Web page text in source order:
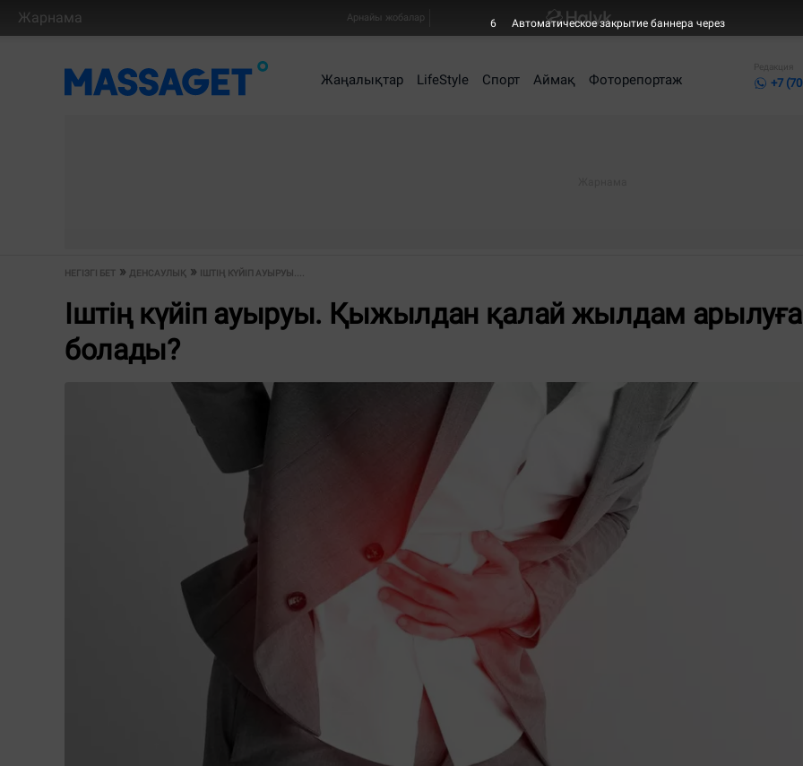
Жарнама Арнайы жобалар
Жаңалықтар LifeStyle Спорт Аймақ Фоторепортаж
Редакция
+7
НЕГІЗГІ БЕТ ДЕНСАУЛЫҚ ІШТІҢ КҮЙІП АУЫРУЫ....
Іштің күйіп ауыруы. Қыжылдан қалай жылдам арылуға
болады?
6 Автоматическое закрытие баннера через